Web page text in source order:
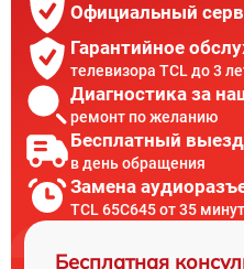
Официальный
Гарантийное
телевизора TCL до 3
Диагностика за
ремонт по желанию
Бесплатный
в день обращения
Замена
TCL 65C645 от 35 минут
Бесплатная